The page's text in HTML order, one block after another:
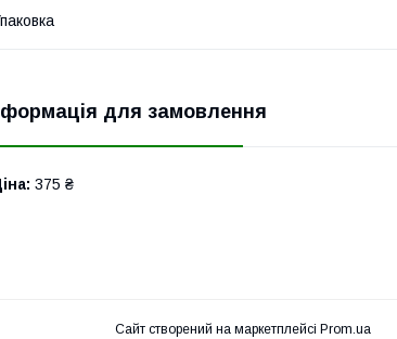
для замовлення
375 ₴
Сайт створений на маркетплейсі Prom.ua